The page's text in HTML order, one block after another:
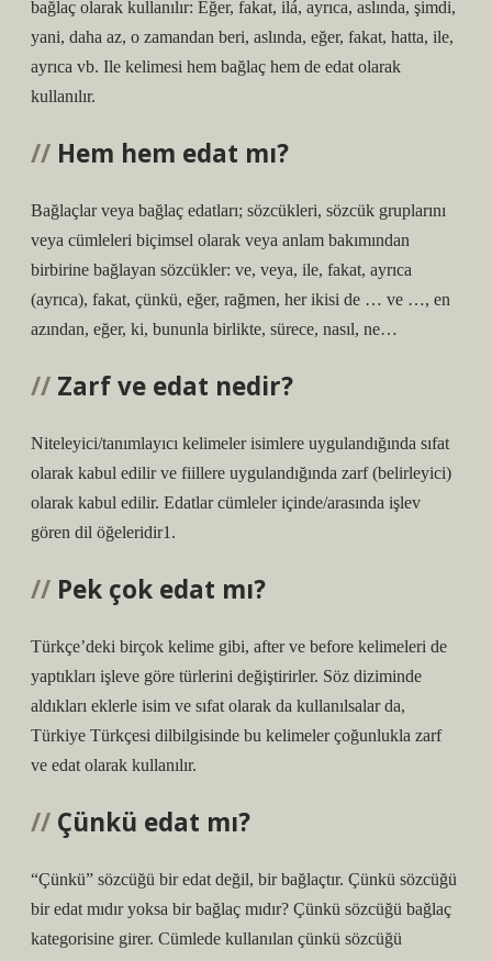
bağlaç olarak kullanılır: Eğer, fakat, ilá, ayrıca, aslında, şimdi,
yani, daha az, o zamandan beri, aslında, eğer, fakat, hatta, ile,
ayrıca vb. Ile kelimesi hem bağlaç hem de edat olarak
kullanılır.
Hem hem edat mı?
Bağlaçlar veya bağlaç edatları; sözcükleri, sözcük gruplarını
veya cümleleri biçimsel olarak veya anlam bakımından
birbirine bağlayan sözcükler: ve, veya, ile, fakat, ayrıca
(ayrıca), fakat, çünkü, eğer, rağmen, her ikisi de … ve …, en
azından, eğer, ki, bununla birlikte, sürece, nasıl, ne…
Zarf ve edat nedir?
Niteleyici/tanımlayıcı kelimeler isimlere uygulandığında sıfat
olarak kabul edilir ve fiillere uygulandığında zarf (belirleyici)
olarak kabul edilir. Edatlar cümleler içinde/arasında işlev
gören dil öğeleridir1.
Pek çok edat mı?
Türkçe’deki birçok kelime gibi, after ve before kelimeleri de
yaptıkları işleve göre türlerini değiştirirler. Söz diziminde
aldıkları eklerle isim ve sıfat olarak da kullanılsalar da,
Türkiye Türkçesi dilbilgisinde bu kelimeler çoğunlukla zarf
ve edat olarak kullanılır.
Çünkü edat mı?
“Çünkü” sözcüğü bir edat değil, bir bağlaçtır. Çünkü sözcüğü
bir edat mıdır yoksa bir bağlaç mıdır? Çünkü sözcüğü bağlaç
kategorisine girer. Cümlede kullanılan çünkü sözcüğü